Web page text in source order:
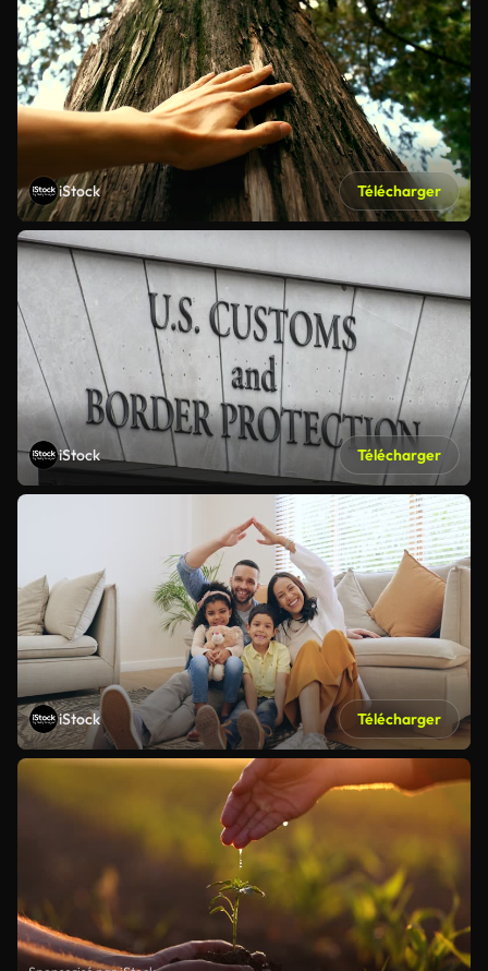
iStock Télécharger
iStock Télécharger
iStock Télécharger